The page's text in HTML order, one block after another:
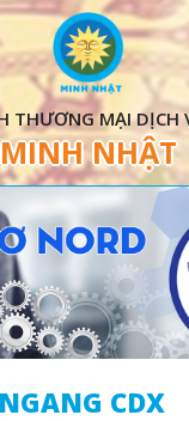
THƯƠNG MẠI DỊCH
MINH NHẬT
CDX